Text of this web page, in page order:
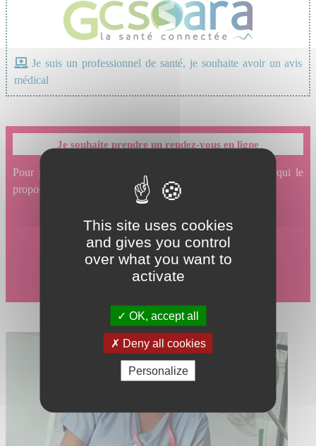
Je suis un professionnel de santé, je souhaite avoir un avis
médical
Je souhaite prendre un rendez-vous en ligne
Pour prendre un rendez-vous en ligne avec un service qui le
propose, cliquez ici.
This site uses cookies
and gives you control
over what you want to
activate
OK, accept all
Deny all cookies
Personalize